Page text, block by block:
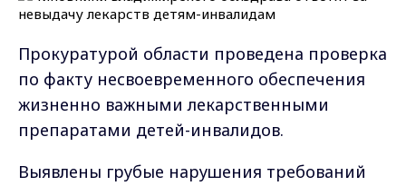
Прокуратурой области проведена проверка
по факту несвоевременного обеспечения
жизненно важными лекарственными
препаратами детей-инвалидов.
Выявлены грубые нарушения требований